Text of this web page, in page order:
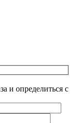
и определиться с